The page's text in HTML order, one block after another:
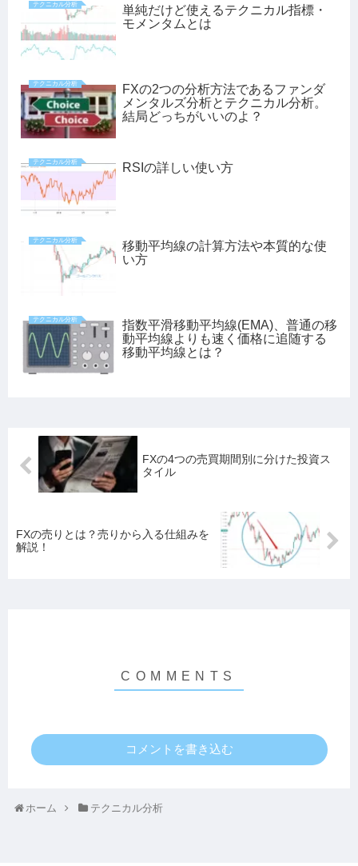
テクニカル分析
単純だけど使えるテクニカル指標・
モメンタムとは
テクニカル分析
FXの2つの分析方法であるファンダ
メンタルズ分析とテクニカル分析。
結局どっちがいいのよ？
テクニカル分析 RSIの詳しい使い方
テクニカル分析
移動平均線の計算方法や本質的な使
い方
テクニカル分析
指数平滑移動平均線(EMA)、普通の移
動平均線よりも速く価格に追随する
移動平均線とは？
FXの4つの売買期間別に分けた投資ス
タイル
FXの売りとは？売りから入る仕組みを
解説！
コメントを書き込む
ホーム テクニカル分析